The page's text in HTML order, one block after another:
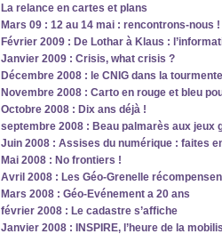
La relance en cartes et plans
Mars 09 : 12 au 14 mai : rencontrons-nous !
Février 2009 : De Lothar à Klaus :
Janvier 2009 : Crisis, what crisis ?
Décembre 2008 : le CNIG dans la tourmente
Novembre 2008 : Carto en rouge et bleu
Octobre 2008 : Dix ans déjà !
septembre 2008 : Beau palmarès aux jeux
Juin 2008 : Assises du numérique : faites
Mai 2008 : No frontiers !
Avril 2008 : Les Géo-Grenelle
Mars 2008 : Géo-Evénement a 20 ans
février 2008 : Le cadastre s’affiche
Janvier 2008 : INSPIRE, l’heure de la